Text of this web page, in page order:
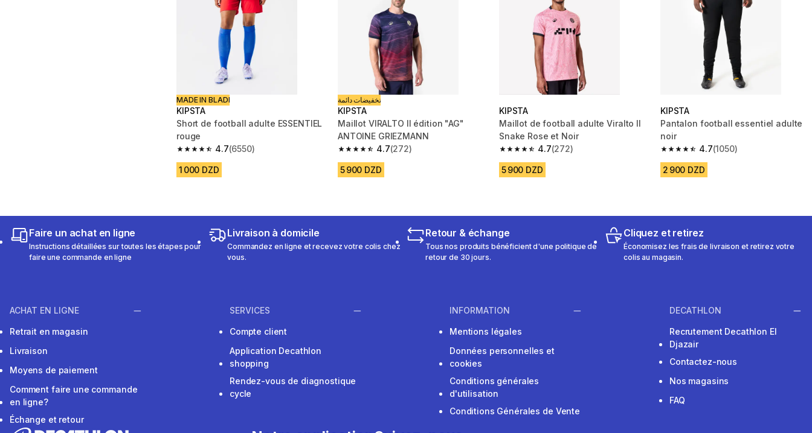
MADE IN BLADI
KIPSTA
Short de football adulte ESSENTIEL
rouge
4.7
4.7 out of 5 stars from 6550 reviews
(6550)
1 000 DZD
تخفيضات دائمة
KIPSTA
Maillot VIRALTO II édition "AG"
ANTOINE GRIEZMANN
4.7
4.7 out of 5 stars from 272 reviews
(272)
5 900 DZD
KIPSTA
Maillot de football adulte Viralto II
Snake Rose et Noir
4.7
4.7 out of 5 stars from 272 reviews
(272)
5 900 DZD
KIPSTA
Pantalon football essentiel adulte
noir
4.7
4.7 out of 5 stars from 1050 reviews
(1050)
2 900 DZD
Faire un achat en ligne
Instructions détaillées sur toutes les étapes pour
faire une commande en ligne
Livraison à domicile
Commandez en ligne et recevez votre colis chez
vous.
Retour & échange
Tous nos produits bénéficient d'une politique de
retour de 30 jours.
Cliquez et retirez
Économisez les frais de livraison et retirez votre
colis au magasin.
ACHAT EN LIGNE
Retrait en magasin
Livraison
Moyens de paiement
Comment faire une commande
en ligne?
Échange et retour
SERVICES
Compte client
Application Decathlon
shopping
Rendez-vous de diagnostique
cycle
INFORMATION
Mentions légales
Données personnelles et
cookies
Conditions générales
d'utilisation
Conditions Générales de Vente
DECATHLON
Recrutement Decathlon El
Djazair
Contactez-nous
Nos magasins
FAQ